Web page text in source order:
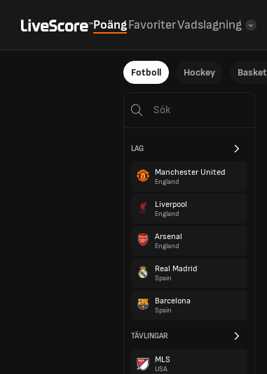
PoängFavoriterVadslagning
Fotboll Hockey Basket
LAG
Manchester United
England
Liverpool
England
Arsenal
England
Real Madrid
Spain
Barcelona
Spain
TÄVLINGAR
MLS
USA